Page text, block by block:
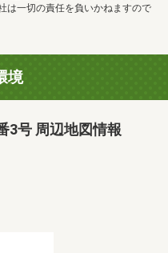
は一切の責任を負いかねますので
境
3号 周辺地図情報